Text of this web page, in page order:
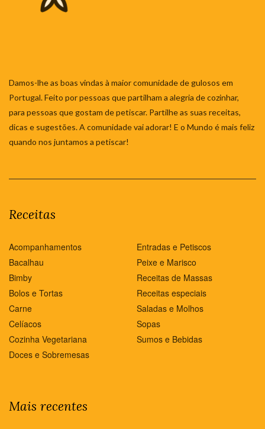
Damos-lhe as boas vindas à maior comunidade de gulosos em
Portugal. Feito por pessoas que partilham a alegria de cozinhar,
para pessoas que gostam de petiscar. Partilhe as suas receitas,
dicas e sugestões. A comunidade vai adorar! E o Mundo é mais feliz
quando nos juntamos a petiscar!
Receitas
Acompanhamentos
Bacalhau
Bimby
Bolos e Tortas
Carne
Celíacos
Cozinha Vegetariana
Doces e Sobremesas
Entradas e Petiscos
Peixe e Marisco
Receitas de Massas
Receitas especiais
Saladas e Molhos
Sopas
Sumos e Bebidas
Mais recentes